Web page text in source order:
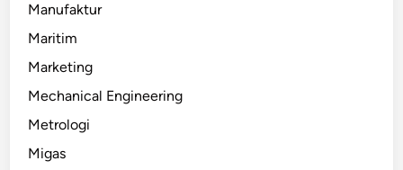
Manufaktur
Maritim
Marketing
Mechanical Engineering
Metrologi
Migas